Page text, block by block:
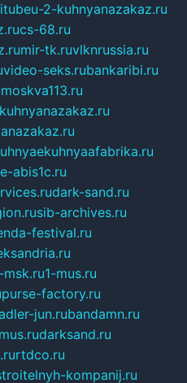
2-kuhnyanazakaz.ru
cs-68.ru
mir-tk.ruvlknrussia.ru
video-seks.rubankaribi.ru
e-abis1c.ru
dark-sand.ru
sib-archives.ru
festival.ru
1-mus.ru
purse-factory.ru
adler-jun.rubandamn.ru
darksand.ru
rtdco.ru
kompanij.ru